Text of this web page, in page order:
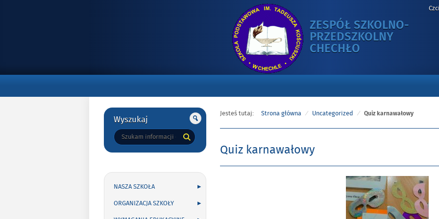
ZESPÓŁ SZKOLNO-
PRZEDSZKOLNY
CHECHŁO
Gorne
Wyszukaj
Tutaj
wpisz
NASZA SZKOŁA
ORGANIZACJA SZKOŁY
Jesteś tutaj: Strona główna Uncategorized Quiz karnawałowy
Quiz karnawałowy